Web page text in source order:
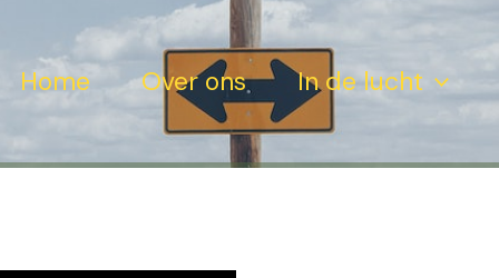
Home Over ons In de lucht